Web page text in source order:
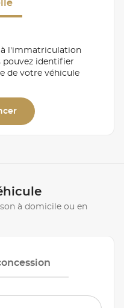
à l'immatriculation
pouvez identifier
de votre véhicule
à domicile ou en